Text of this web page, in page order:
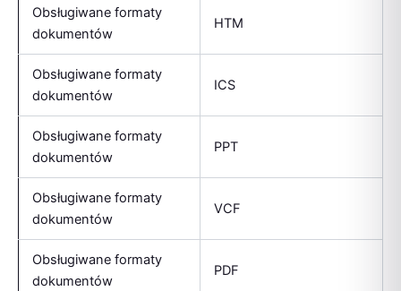
Obsługiwane formaty
dokumentów
HTM
Obsługiwane formaty
dokumentów
ICS
Obsługiwane formaty
dokumentów
PPT
Obsługiwane formaty
dokumentów
VCF
Obsługiwane formaty
dokumentów
PDF